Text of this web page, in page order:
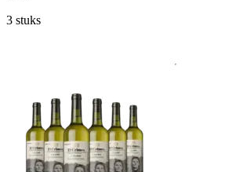
3 stuks